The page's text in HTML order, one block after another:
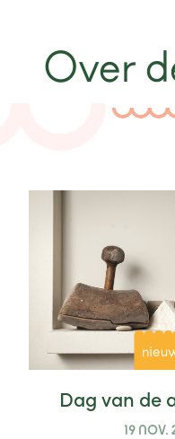
Over
Dag van de
19 NOV.